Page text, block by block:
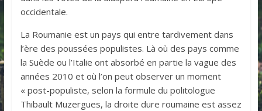
occidentale.
La Roumanie est un pays qui entre tardivement dans
l’ère des poussées populistes. Là où des pays comme
la Suède ou l’Italie ont absorbé en partie la vague des
années 2010 et où l’on peut observer un moment
« post-populiste, selon la formule du politologue
Thibault Muzergues, la droite dure roumaine est assez